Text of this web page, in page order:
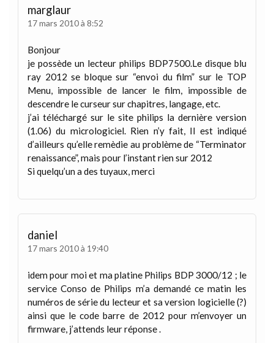
marglaur
17 mars 2010 à 8:52
Bonjour
je possède un lecteur philips BDP7500.Le disque blu
ray 2012 se bloque sur “envoi du film” sur le TOP
Menu, impossible de lancer le film, impossible de
descendre le curseur sur chapitres, langage, etc.
j’ai téléchargé sur le site philips la dernière version
(1.06) du micrologiciel. Rien n’y fait, Il est indiqué
d’ailleurs qu’elle remèdie au problème de “Terminator
renaissance”, mais pour l’instant rien sur 2012
Si quelqu’un a des tuyaux, merci
daniel
17 mars 2010 à 19:40
idem pour moi et ma platine Philips BDP 3000/12 ; le
service Conso de Philips m’a demandé ce matin les
numéros de série du lecteur et sa version logicielle (?)
ainsi que le code barre de 2012 pour m’envoyer un
firmware, j’attends leur réponse .